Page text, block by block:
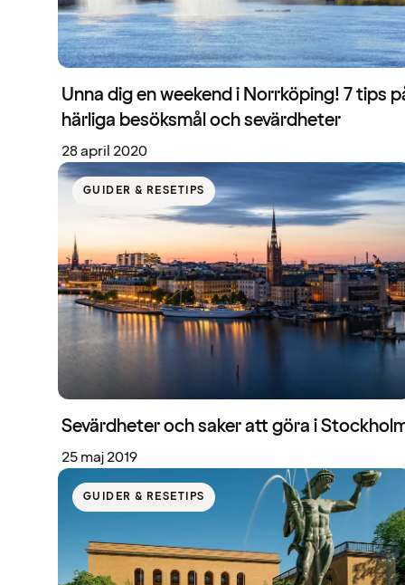
Unna dig en weekend i Norrköping! 7 tips
härliga besöksmål och sevärdheter
28 april 2020
GUIDER & RESETIPS
Sevärdheter och saker att göra i
25 maj 2019
GUIDER & RESETIPS